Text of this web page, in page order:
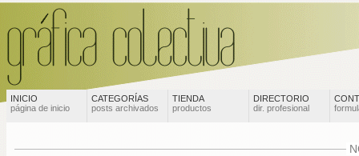
INICIO
página de inicio
CATEGORÍAS
posts archivados
TIENDA
productos
DIRECTORIO
dir. profesional